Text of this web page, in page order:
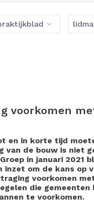
voorkomen
en in korte tijd
van de bouw is niet
in januari 2021
inzet om de kans op
voorkomen
die gemeenten
te voorkomen.